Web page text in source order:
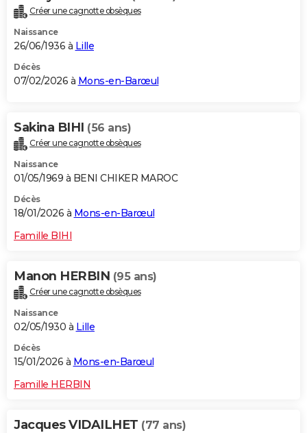
Créer une cagnotte obsèques
Naissance
26/06/1936 à Lille
Décès
07/02/2026 à Mons-en-Barœul
Sakina BIHI (56 ans)
Créer une cagnotte obsèques
Naissance
01/05/1969 à BENI CHIKER MAROC
Décès
18/01/2026 à Mons-en-Barœul
Famille BIHI
Manon HERBIN (95 ans)
Créer une cagnotte obsèques
Naissance
02/05/1930 à Lille
Décès
15/01/2026 à Mons-en-Barœul
Famille HERBIN
Jacques VIDAILHET (77 ans)